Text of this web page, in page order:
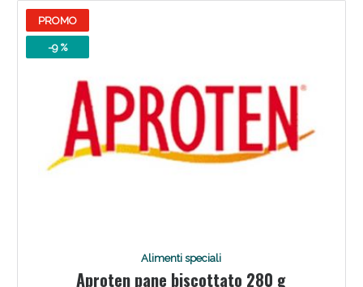
PROMO
-9 %
Alimenti speciali
Aproten pane biscottato 280 g